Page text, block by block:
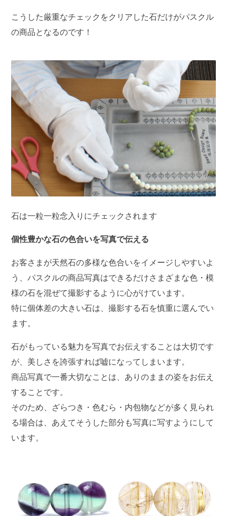
こうした厳重なチェックをクリアした石だけがパスクル
の商品となるのです！
石は一粒一粒念入りにチェックされます
個性豊かな石の色合いを写真で伝える
お客さまが天然石の多様な色合いをイメージしやすいよ
う、パスクルの商品写真はできるだけさまざまな色・模
様の石を混ぜて撮影するように心がけています。
特に個体差の大きい石は、撮影する石を慎重に選んでい
ます。
石がもっている魅力を写真でお伝えすることは大切です
が、美しさを誇張すれば嘘になってしまいます。
商品写真で一番大切なことは、ありのままの姿をお伝え
することです。
そのため、ざらつき・色むら・内包物などが多く見られ
る場合は、あえてそうした部分も写真に写すようにして
います。